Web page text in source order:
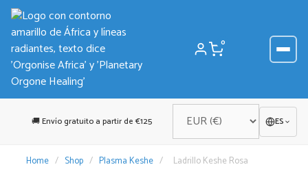
Saltar
contenido
0
🚚 Envío gratuito a partir de €125 ES
Home / Shop / Plasma Keshe / Ladrillo Keshe Rosa